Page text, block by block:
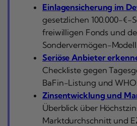
Einlagensicherung im
gesetzlichen 100.000-€-
freiwilligen Fonds und
Sondervermögen-Modell.
Seriöse Anbieter
Checkliste gegen
BaFin-Listung und
Zinsentwicklung und
Überblick über
Marktdurchschnitt und